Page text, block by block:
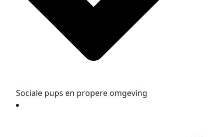
Sociale pups en propere omgeving